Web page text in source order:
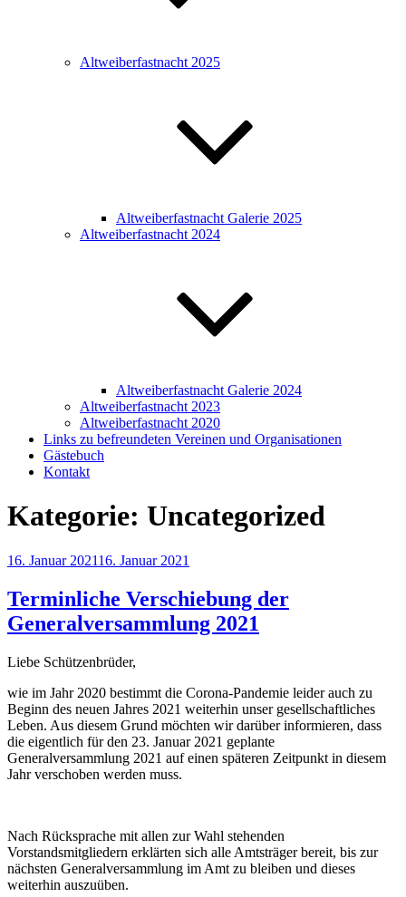
Altweiberfastnacht 2025
Altweiberfastnacht Galerie 2025
Altweiberfastnacht 2024
Altweiberfastnacht Galerie 2024
Altweiberfastnacht 2023
Altweiberfastnacht 2020
Links zu befreundeten Vereinen und Organisationen
Gästebuch
Kontakt
Kategorie: Uncategorized
Veröffentlicht
16. Januar 202116. Januar 2021
Terminliche Verschiebung der
Generalversammlung 2021
Liebe Schützenbrüder,
wie im Jahr 2020 bestimmt die Corona-Pandemie leider auch zu
Beginn des neuen Jahres 2021 weiterhin unser gesellschaftliches
Leben. Aus diesem Grund möchten wir darüber informieren, dass
die eigentlich für den 23. Januar 2021 geplante
Generalversammlung 2021 auf einen späteren Zeitpunkt in diesem
Jahr verschoben werden muss.
Nach Rücksprache mit allen zur Wahl stehenden
Vorstandsmitgliedern erklärten sich alle Amtsträger bereit, bis zur
nächsten Generalversammlung im Amt zu bleiben und dieses
weiterhin auszuüben.